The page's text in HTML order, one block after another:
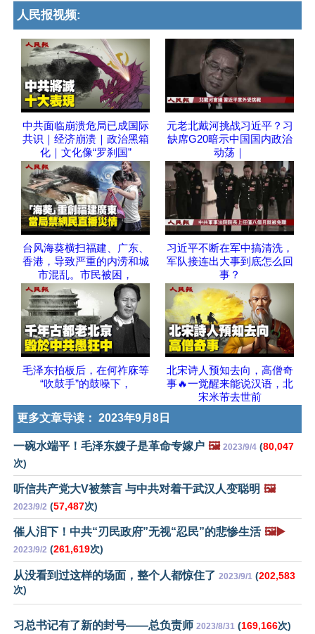
人民报视频:
中共面临崩溃危局已成国际
共识｜经济崩溃｜政治黑箱
化｜文化像“罗刹国”
元老北戴河挑战习近平？习
缺席G20暗示中国国内政治
动荡｜
台风海葵横扫福建、广东、
香港，导致严重的内涝和城
市混乱。市民被困，
习近平不断在军中搞清洗，
军队接连出大事到底怎么回
事？
毛泽东拍板后，在何祚庥等
“吹鼓手”的鼓噪下，
北宋诗人预知去向，高僧奇
事🔥一觉醒来能说汉语，北
宋米芾去世前
更多文章导读： 2023年9月8日
一碗水端平！毛泽东嫂子是革命专嫁户 🖼️ 2023/9/4 (80,047
次)
听信共产党大V被禁言 与中共对着干武汉人变聪明 🖼️
2023/9/2 (57,487次)
催人泪下！中共“刃民政府”无视“忍民”的悲惨生活 🖼️▶️
2023/9/2 (261,619次)
从没看到过这样的场面，整个人都惊住了 2023/9/1 (202,583
次)
习总书记有了新的封号——总负责师 2023/8/31 (169,166次)